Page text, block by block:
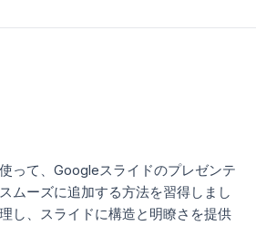
って、Googleスライドのプレゼンテ
ムーズに追加する方法を習得しまし
し、スライドに構造と明瞭さを提供